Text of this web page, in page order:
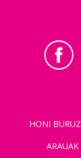
HONI BURUZ
ARAUAK